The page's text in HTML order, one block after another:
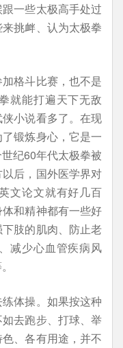
一些太极高手处过
挑衅、认为太极拳
格斗比赛，也不是
就能打遍天下无敌
小说看多了。在现
锻炼身心，它是一
纪60年代太极拳被
后，国外医学界对
文论文就有好几百
和精神都有一些好
肢的肌肉、防止老
减少心血管疾病风
体操。如果按这种
去跑步、打球、举
、各有用途，并不